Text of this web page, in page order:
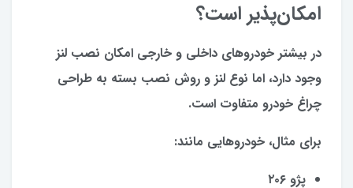
امکان‌پذیر است؟
در بیشتر خودروهای داخلی و خارجی امکان نصب لنز
وجود دارد، اما نوع لنز و روش نصب بسته به طراحی
چراغ خودرو متفاوت است.
برای مثال، خودروهایی مانند:
پژو ۲۰۶